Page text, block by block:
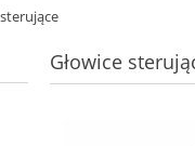
Głowice